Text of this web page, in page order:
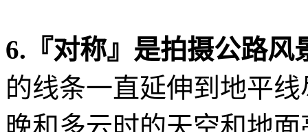
6.『对称』是拍摄公路风
的线条一直延伸到地平
晚和多云时的天空和地